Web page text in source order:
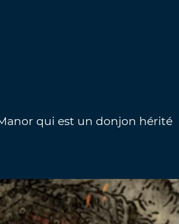
qui est un donjon hérité